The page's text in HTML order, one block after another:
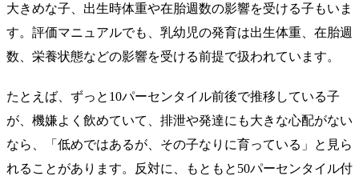
大きめな子、出生時体重や在胎週数の影響を受ける子もいま
す。評価マニュアルでも、乳幼児の発育は出生体重、在胎週
数、栄養状態などの影響を受ける前提で扱われています。
たとえば、ずっと10パーセンタイル前後で推移している子
が、機嫌よく飲めていて、排泄や発達にも大きな心配がない
なら、「低めではあるが、その子なりに育っている」と見ら
れることがあります。反対に、もともと50パーセンタイル付